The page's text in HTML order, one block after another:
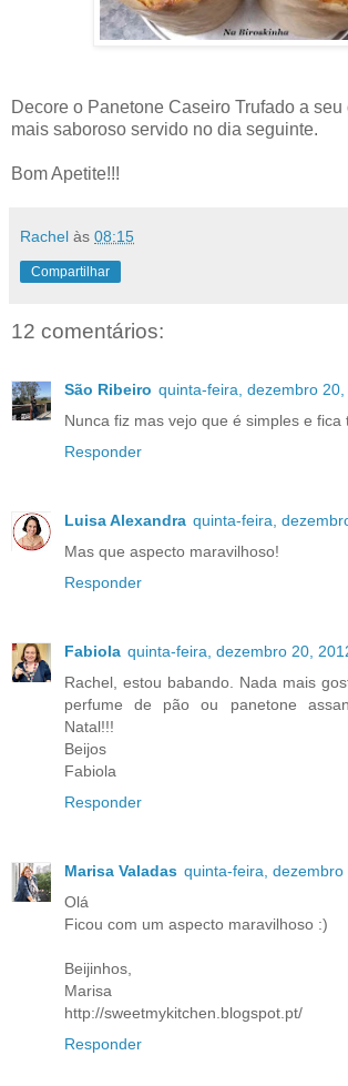
Decore o Panetone Caseiro Trufado a seu
mais saboroso servido no dia seguinte.
Bom Apetite!!!
Rachel às 08:15
Compartilhar
12 comentários:
São Ribeiro quinta-feira, dezembro 20,
Nunca fiz mas vejo que é simples e fica
Responder
Luisa Alexandra quinta-feira,
Mas que aspecto maravilhoso!
Responder
Fabiola quinta-feira, dezembro 20,
Rachel, estou babando. Nada mais
perfume de pão ou panetone
Natal!!!
Beijos
Fabiola
Responder
Marisa Valadas quinta-feira, dezembro
Olá
Ficou com um aspecto maravilhoso :)
Beijinhos,
Marisa
http://sweetmykitchen.blogspot.pt/
Responder